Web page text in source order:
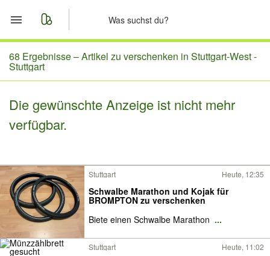
Start
Merkliste
Nachrichten
68 Ergebnisse –Artikel zu verschenken in Stuttgart-West -
Stuttgart
Die gewünschte Anzeige ist nicht mehr
verfügbar.
Stuttgart Heute, 12:35
Schwalbe Marathon und Kojak für
BROMPTON zu verschenken
Biete einen Schwalbe Marathon ...
Stuttgart Heute, 11:02